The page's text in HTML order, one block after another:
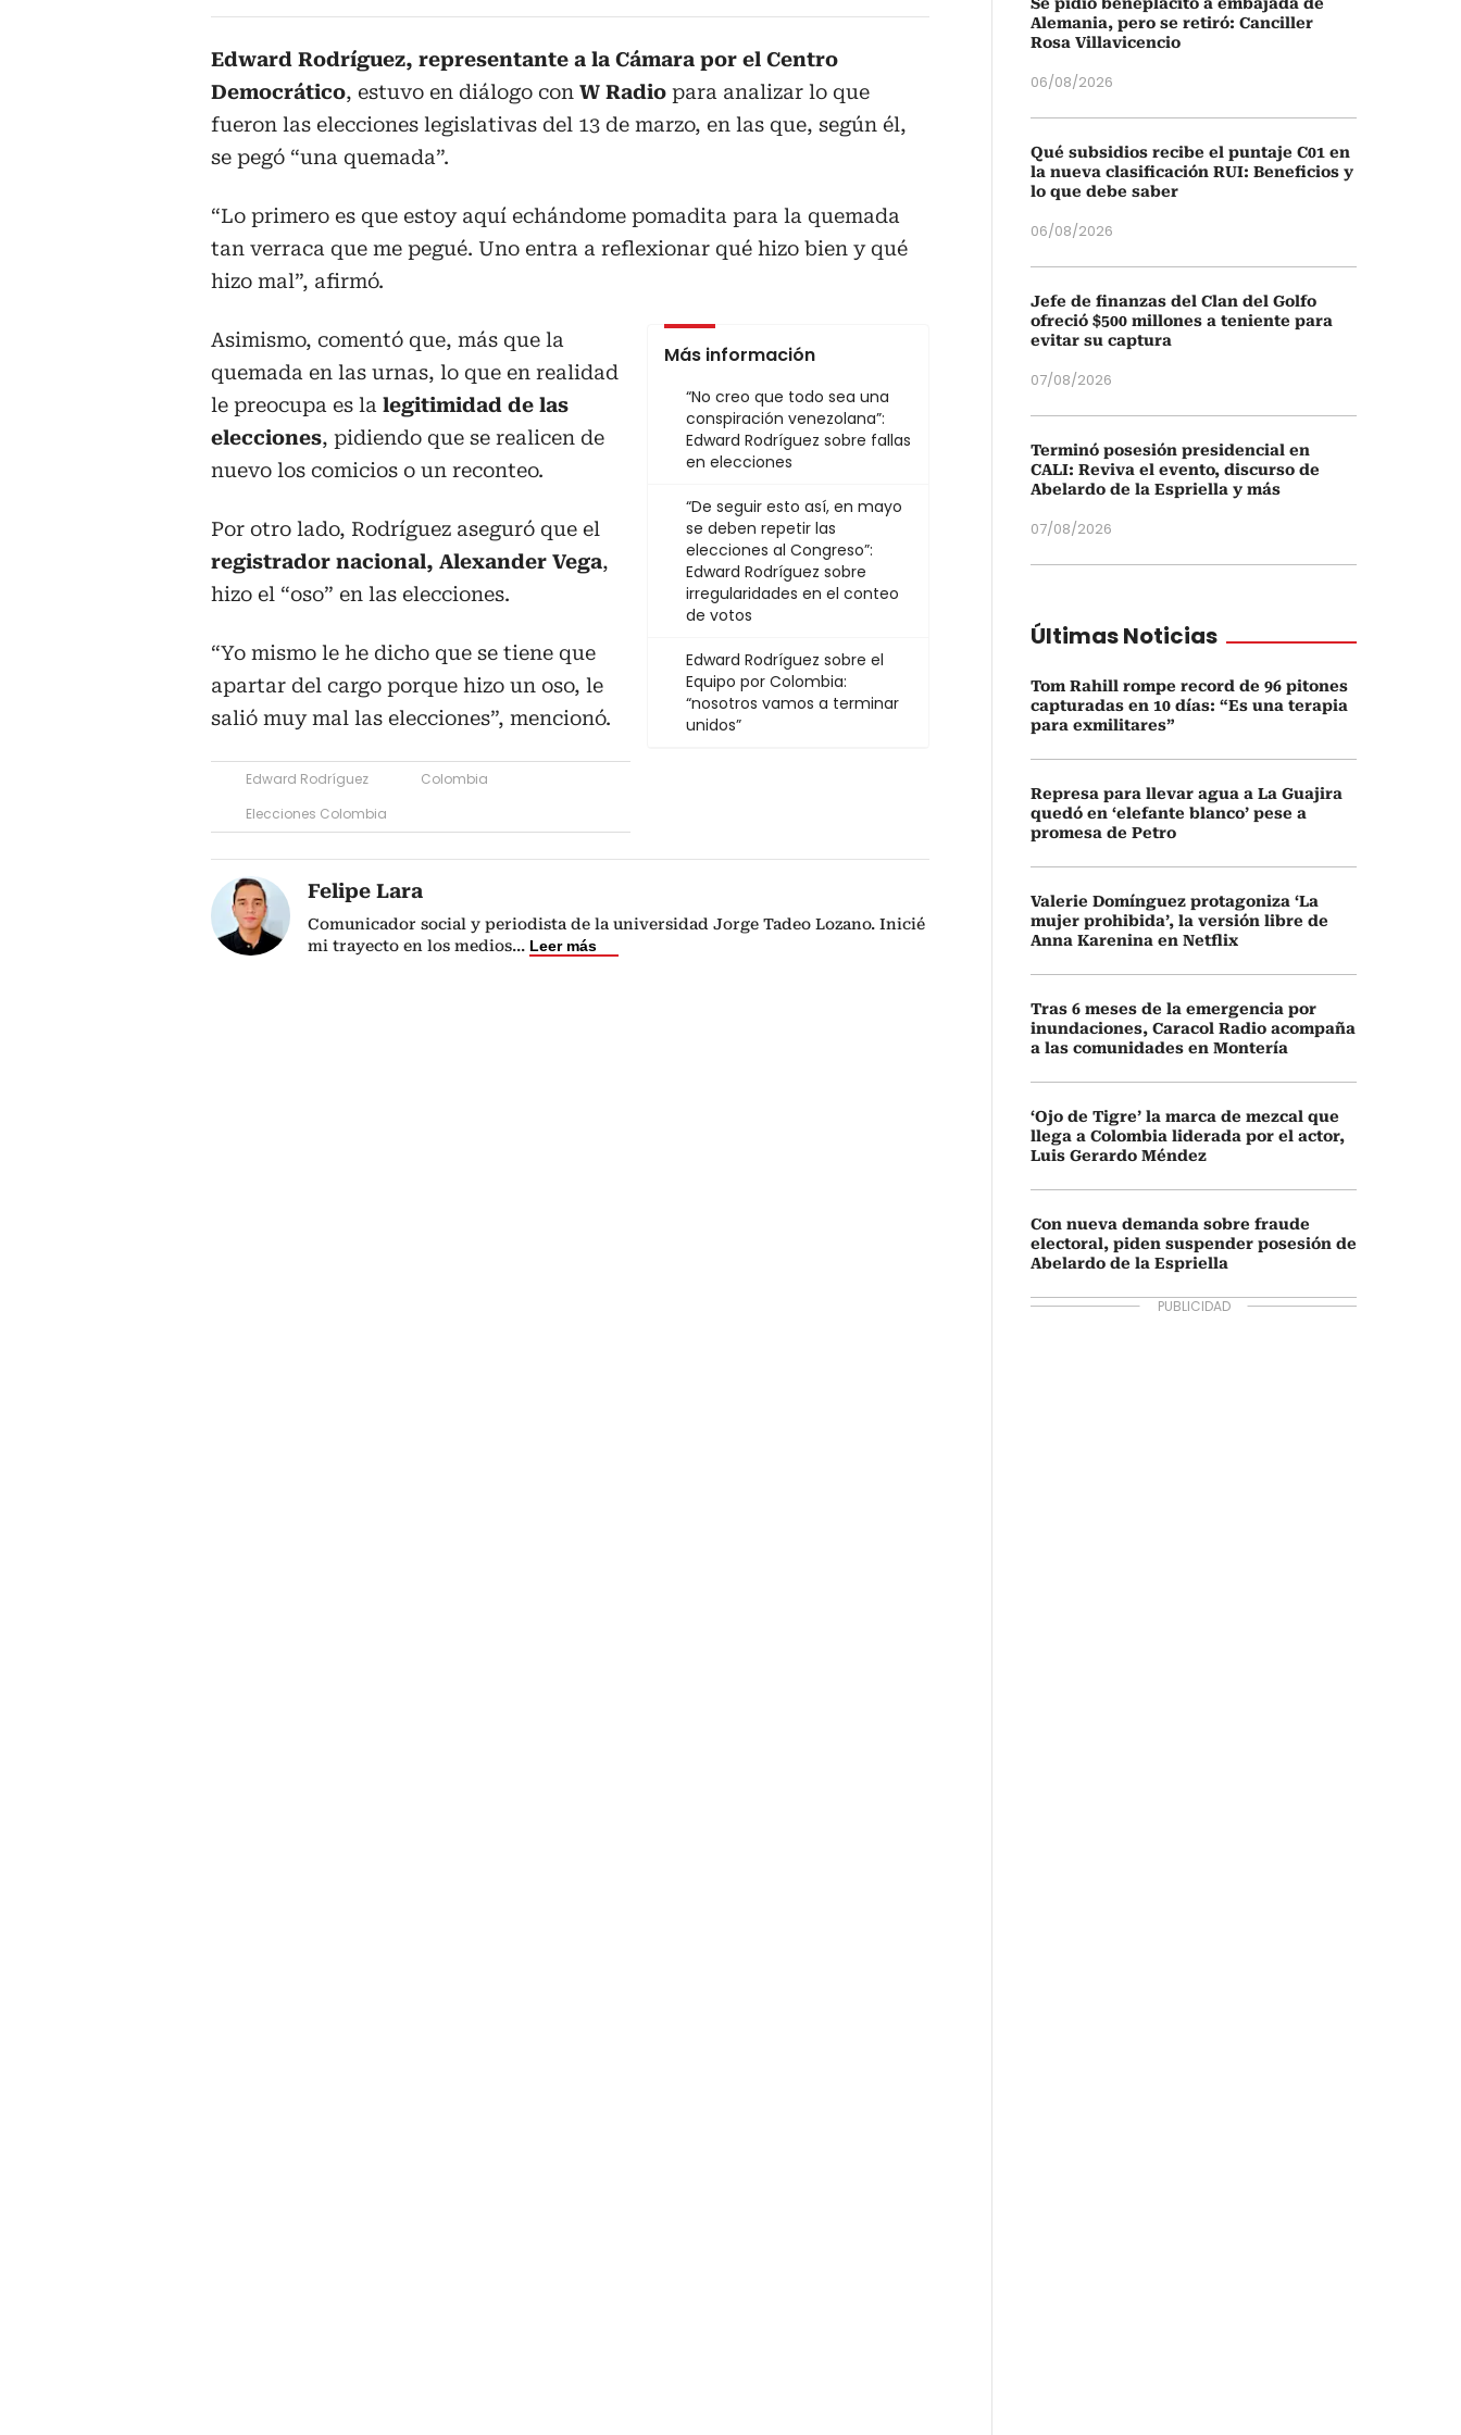
Edward Rodríguez, representante a la Cámara por el Centro
Democrático, estuvo en diálogo con W Radio para analizar lo que
fueron las elecciones legislativas del 13 de marzo, en las que, según él,
se pegó “una quemada”.
“Lo primero es que estoy aquí echándome pomadita para la quemada
tan verraca que me pegué. Uno entra a reflexionar qué hizo bien y qué
hizo mal”, afirmó.
Más información
“No creo que todo sea una
conspiración venezolana”:
Edward Rodríguez sobre fallas
en elecciones
“De seguir esto así, en mayo
se deben repetir las
elecciones al Congreso”:
Edward Rodríguez sobre
irregularidades en el conteo
de votos
Edward Rodríguez sobre el
Equipo por Colombia:
“nosotros vamos a terminar
unidos”
Asimismo, comentó que, más que la
quemada en las urnas, lo que en realidad
le preocupa es la legitimidad de las
elecciones, pidiendo que se realicen de
nuevo los comicios o un reconteo.
Por otro lado, Rodríguez aseguró que el
registrador nacional, Alexander Vega,
hizo el “oso” en las elecciones.
“Yo mismo le he dicho que se tiene que
apartar del cargo porque hizo un oso, le
salió muy mal las elecciones”, mencionó.
Edward Rodríguez
Colombia
Elecciones Colombia
Felipe Lara
Comunicador social y periodista de la universidad Jorge Tadeo Lozano. Inicié
mi trayecto en los medios... Leer más
Alemania, pero se retiró: Canciller
Rosa Villavicencio
06/08/2026
Qué subsidios recibe el puntaje C01 en
la nueva clasificación RUI: Beneficios y
lo que debe saber
06/08/2026
Jefe de finanzas del Clan del Golfo
ofreció $500 millones a teniente para
evitar su captura
07/08/2026
Terminó posesión presidencial en
CALI: Reviva el evento, discurso de
Abelardo de la Espriella y más
07/08/2026
Últimas Noticias
Tom Rahill rompe record de 96 pitones
capturadas en 10 días: “Es una terapia
para exmilitares”
Represa para llevar agua a La Guajira
quedó en ‘elefante blanco’ pese a
promesa de Petro
Valerie Domínguez protagoniza ‘La
mujer prohibida’, la versión libre de
Anna Karenina en Netflix
Tras 6 meses de la emergencia por
inundaciones, Caracol Radio acompaña
a las comunidades en Montería
‘Ojo de Tigre’ la marca de mezcal que
llega a Colombia liderada por el actor,
Luis Gerardo Méndez
Con nueva demanda sobre fraude
electoral, piden suspender posesión de
Abelardo de la Espriella